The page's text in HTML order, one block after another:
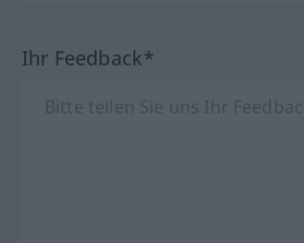
Ihr Feedback*